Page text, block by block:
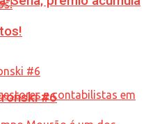
#6